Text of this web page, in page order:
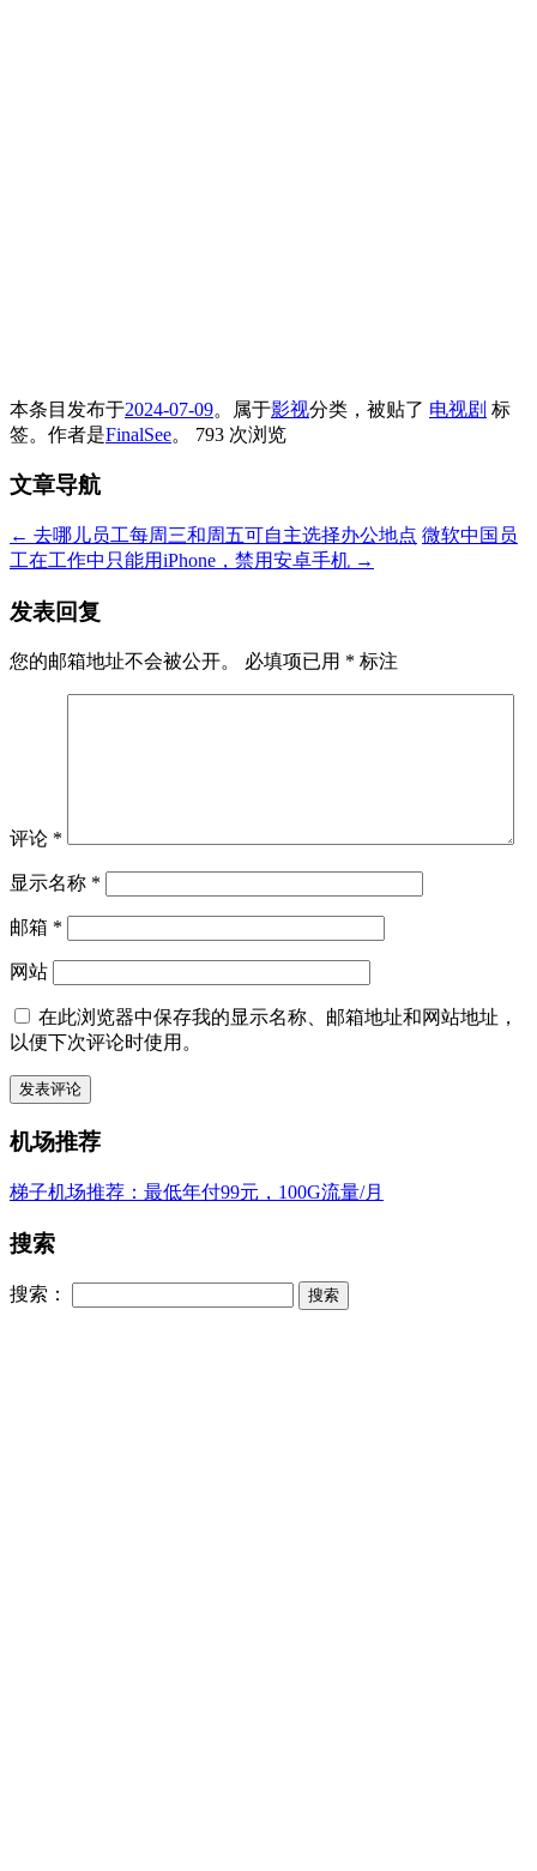
本条目发布于2024-07-09。属于影视分类，被贴了 电视剧 标
签。 作者是FinalSee。 793 次浏览
文章导航
← 去哪儿员工每周三和周五可自主选择办公地点 微软中国员
工在工作中只能用iPhone，禁用安卓手机 →
发表回复
您的邮箱地址不会被公开。 必填项已用 * 标注
评论 *
显示名称 *
邮箱 *
网站
在此浏览器中保存我的显示名称、邮箱地址和网站地址，
以便下次评论时使用。
机场推荐
梯子机场推荐：最低年付99元，100G流量/月
搜索
搜索：